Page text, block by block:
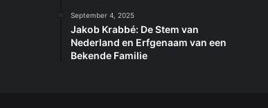
September 4, 2025
Jakob Krabbé: De Stem van
Nederland en Erfgenaam van een
Bekende Familie